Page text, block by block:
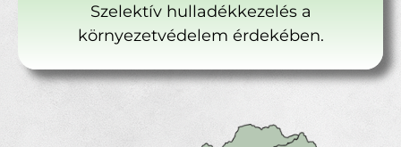
Szelektív hulladékkezelés a
környezetvédelem érdekében.